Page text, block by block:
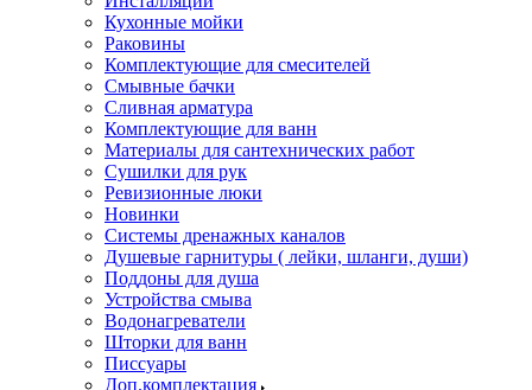
Кухонные мойки
Раковины
Комплектующие для смесителей
Смывные бачки
Сливная арматура
Комплектующие для ванн
Материалы для сантехнических работ
Сушилки для рук
Ревизионные люки
Новинки
Системы дренажных каналов
Душевые гарнитуры ( лейки, шланги, души)
Поддоны для душа
Устройства смыва
Водонагреватели
Шторки для ванн
Писсуары
Доп.комплектация